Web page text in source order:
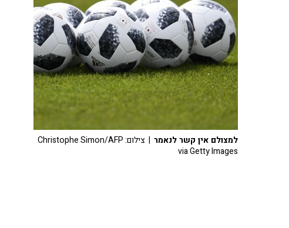
למצולם אין קשר לנאמר
| צילום: Christophe Simon/AFP
via Getty Images